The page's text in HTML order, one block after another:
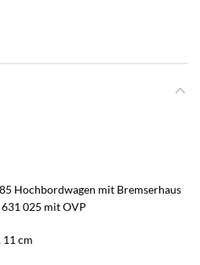
Hochbordwagen mit Bremserhaus
025 mit OVP
11 cm